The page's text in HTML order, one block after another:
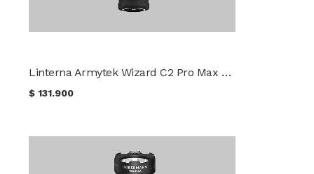
Linterna Armytek Wizard C2 Pro Max Luz Fría
$131.900